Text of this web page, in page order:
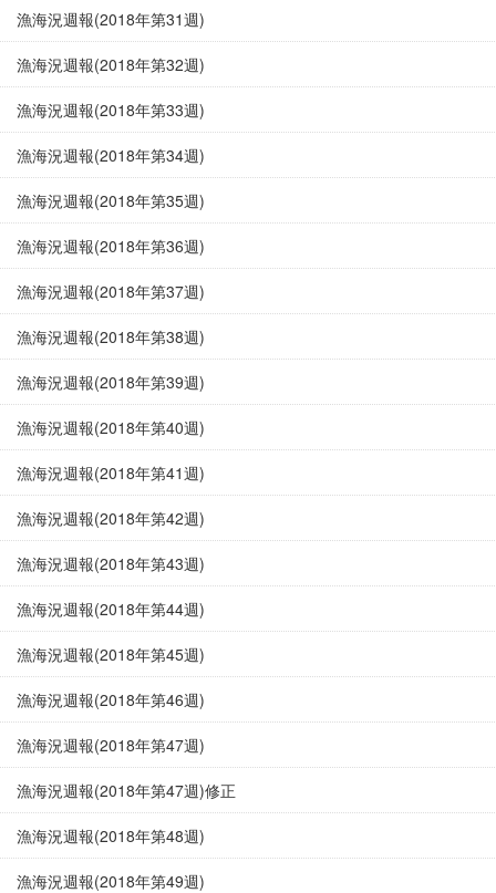
漁海況週報(2018年第31週)
漁海況週報(2018年第32週)
漁海況週報(2018年第33週)
漁海況週報(2018年第34週)
漁海況週報(2018年第35週)
漁海況週報(2018年第36週)
漁海況週報(2018年第37週)
漁海況週報(2018年第38週)
漁海況週報(2018年第39週)
漁海況週報(2018年第40週)
漁海況週報(2018年第41週)
漁海況週報(2018年第42週)
漁海況週報(2018年第43週)
漁海況週報(2018年第44週)
漁海況週報(2018年第45週)
漁海況週報(2018年第46週)
漁海況週報(2018年第47週)
漁海況週報(2018年第47週)修正
漁海況週報(2018年第48週)
漁海況週報(2018年第49週)